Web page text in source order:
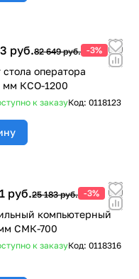
руб.82 649 руб. -3%
оператора
мм КСО-1200
к заказуКод: 0118123
руб.25 183 руб. -3%
компьютерный
СМК-700
к заказуКод: 0118316